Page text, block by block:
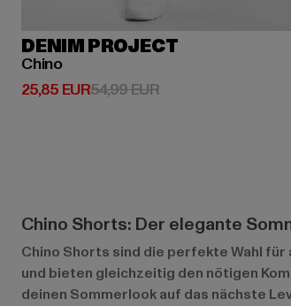
DENIM PROJECT
Chino
25,85 EUR
Derzeitiger Preis: 25,85 EUR
54,99 EURAktionspreis: 54,99
Chino Shorts: Der elegante
Chino Shorts sind die perfekte Wahl
und bieten gleichzeitig den nötigen
deinen Sommerlook auf das nächste